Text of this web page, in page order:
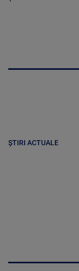
ȘTIRI ACTUALE